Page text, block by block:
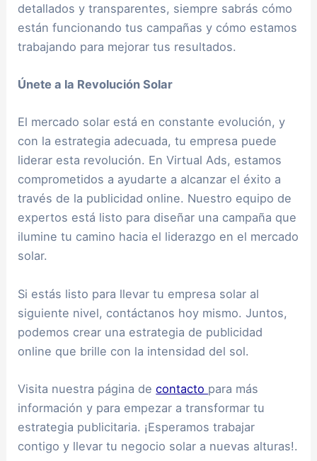
detallados y transparentes, siempre sabrás cómo
están funcionando tus campañas y cómo estamos
trabajando para mejorar tus resultados.
Únete a la Revolución Solar
El mercado solar está en constante evolución, y
con la estrategia adecuada, tu empresa puede
liderar esta revolución. En Virtual Ads, estamos
comprometidos a ayudarte a alcanzar el éxito a
través de la publicidad online. Nuestro equipo de
expertos está listo para diseñar una campaña que
ilumine tu camino hacia el liderazgo en el mercado
solar.
Si estás listo para llevar tu empresa solar al
siguiente nivel, contáctanos hoy mismo. Juntos,
podemos crear una estrategia de publicidad
online que brille con la intensidad del sol.
Visita nuestra página decontacto para más
información y para empezar a transformar tu
estrategia publicitaria. ¡Esperamos trabajar
contigo y llevar tu negocio solar a nuevas alturas!.